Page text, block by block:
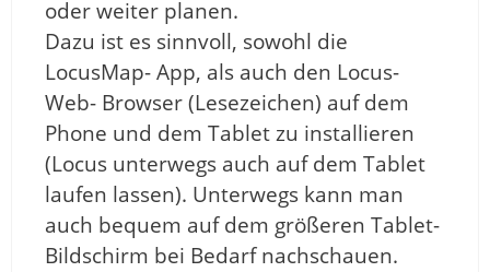
oder weiter planen.
Dazu ist es sinnvoll, sowohl die
LocusMap- App, als auch den Locus-
Web- Browser (Lesezeichen) auf dem
Phone und dem Tablet zu installieren
(Locus unterwegs auch auf dem Tablet
laufen lassen). Unterwegs kann man
auch bequem auf dem größeren Tablet-
Bildschirm bei Bedarf nachschauen.